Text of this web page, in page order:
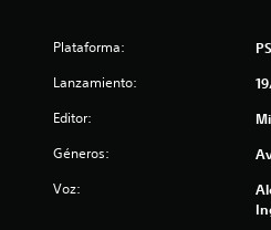
Plataforma:
Lanzamiento:
Editor:
Géneros:
Voz: